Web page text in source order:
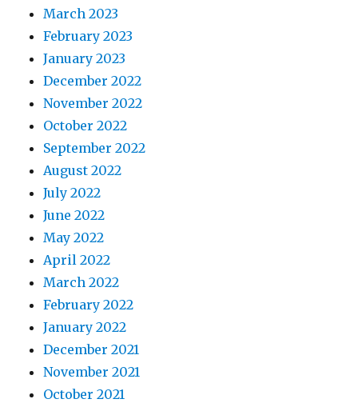
March 2023
February 2023
January 2023
December 2022
November 2022
October 2022
September 2022
August 2022
July 2022
June 2022
May 2022
April 2022
March 2022
February 2022
January 2022
December 2021
November 2021
October 2021